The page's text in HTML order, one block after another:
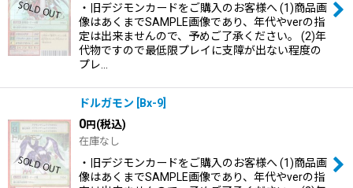
・旧デジモンカードをご購入のお客様へ (1)商品画
像はあくまでSAMPLE画像であり、年代やverの指
定は出来ませんので、予めご了承ください。 (2)年
代物ですので最低限プレイに支障が出ない程度の
プレ…
ドルガモン Bx-9
0円(税込)
在庫なし
・旧デジモンカードをご購入のお客様へ (1)商品画
像はあくまでSAMPLE画像であり、年代やverの指